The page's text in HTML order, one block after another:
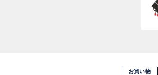
お買い物